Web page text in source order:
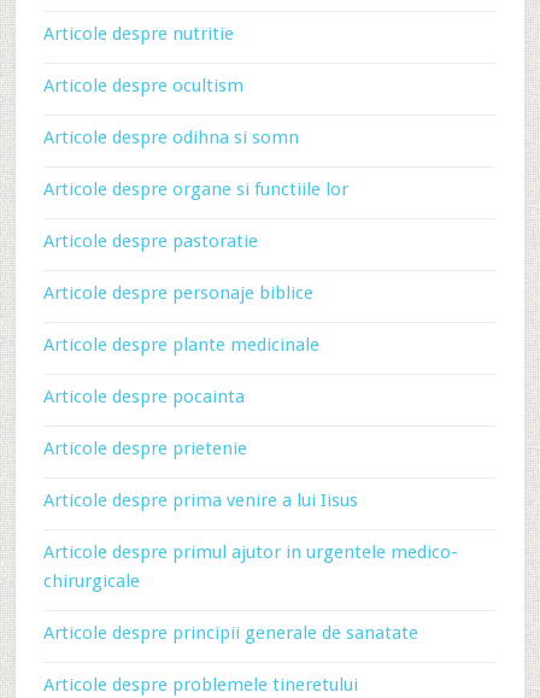
Articole despre nutritie
Articole despre ocultism
Articole despre odihna si somn
Articole despre organe si functiile lor
Articole despre pastoratie
Articole despre personaje biblice
Articole despre plante medicinale
Articole despre pocainta
Articole despre prietenie
Articole despre prima venire a lui Iisus
Articole despre primul ajutor in urgentele medico-
chirurgicale
Articole despre principii generale de sanatate
Articole despre problemele tineretului